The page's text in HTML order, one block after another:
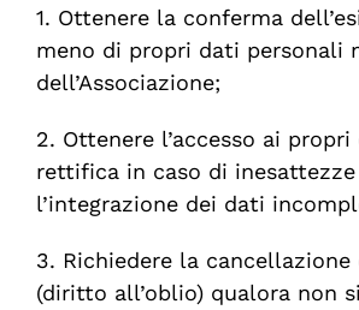
1. Ottenere la conferma
meno di propri dati personali
dell’Associazione;
2. Ottenere l’accesso ai
rettifica in caso di inesattezze
l’integrazione dei dati
3. Richiedere la cancellazione
(diritto all’oblio) qualora non